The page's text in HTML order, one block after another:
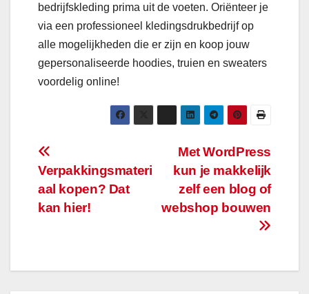
bedrijfskleding prima uit de voeten. Oriënteer je
via een professioneel kledingsdrukbedrijf op
alle mogelijkheden die er zijn en koop jouw
gepersonaliseerde hoodies, truien en sweaters
voordelig online!
Bericht
navigatie
Met WordPress
kun je makkelijk
zelf een blog of
webshop bouwen
Verpakkingsmateri
aal kopen? Dat
kan hier!